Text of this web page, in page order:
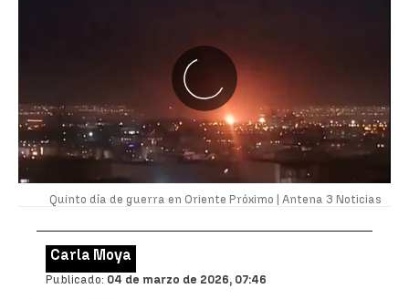
Quinto día de guerra en Oriente Próximo | Antena 3 Noticias
Carla Moya
Publicado: 04 de marzo de 2026, 07:46